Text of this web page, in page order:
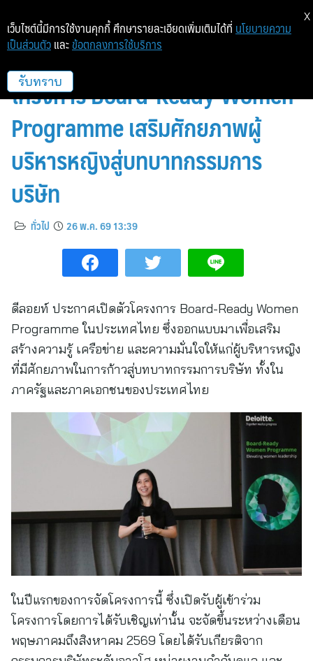
ดีลอยท์ ประเทศไทย เปิดตัว
โครงการ Board-Ready Women
Programme เสริมศักยภาพผู้
บริหารหญิงสู่บทบาทกรรมการ
บริษัท
ทั่วไป 26 พ.ค. 69 13:39
ดีลอยท์ ประกาศเปิดตัวโครงการ Board-Ready Women
Programme ในประเทศไทย ซึ่งออกแบบมาเพื่อเสริม
สร้างความรู้ เครือข่าย และความมั่นใจให้แก่ผู้บริหารหญิง
ที่มีศักยภาพในการก้าวสู่บทบาทกรรมการบริษัท ทั้งใน
ภาครัฐและภาคเอกชนของประเทศไทย
ในปีแรกของการจัดโครงการนี้ ซึ่งเปิดรับผู้เข้าร่วม
โครงการโดยการได้รับเชิญเท่านั้น จะจัดขึ้นระหว่างเดือน
พฤษภาคมถึงสิงหาคม 2569 โดยได้รับเกียรติจาก
เว็บไซต์นี้มีการใช้งานคุกกี้ ศึกษารายละเอียดเพิ่มเติมได้ที่ นโยบายความ
เป็นส่วนตัว และ ข้อตกลงการใช้บริการ
รับทราบ
X